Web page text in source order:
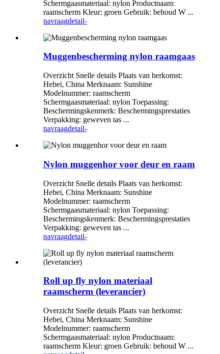
Schermgaasmateriaal: nylon Productnaam:
raamscherm Kleur: groen Gebruik: behoud W ...
navraagdetail-
Muggenbescherming nylon raamgaas
Overzicht Snelle details Plaats van herkomst:
Hebei, China Merknaam: Sunshine
Modelnummer: raamscherm
Schermgaasmateriaal: nylon Toepassing:
Beschermingskenmerk: Beschermingsprestaties
Verpakking: geweven tas ...
navraagdetail-
Nylon muggenhor voor deur en raam
Overzicht Snelle details Plaats van herkomst:
Hebei, China Merknaam: Sunshine
Modelnummer: raamscherm
Schermgaasmateriaal: nylon Toepassing:
Beschermingskenmerk: Beschermingsprestaties
Verpakking: geweven tas ...
navraagdetail-
Roll up fly nylon materiaal
raamscherm (leverancier)
Overzicht Snelle details Plaats van herkomst:
Hebei, China Merknaam: Sunshine
Modelnummer: raamscherm
Schermgaasmateriaal: nylon Productnaam:
raamscherm Kleur: groen Gebruik: behoud W ...